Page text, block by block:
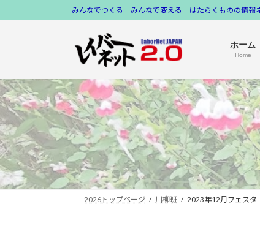
ン
へ
ス
キ
ッ
プ
ビ
ョ
ン
に
移
動
みんなでつくる みんなで変える はたらくものの情報
ホーム
Home
2026トップページ 川柳班 2023年12月フェスタ